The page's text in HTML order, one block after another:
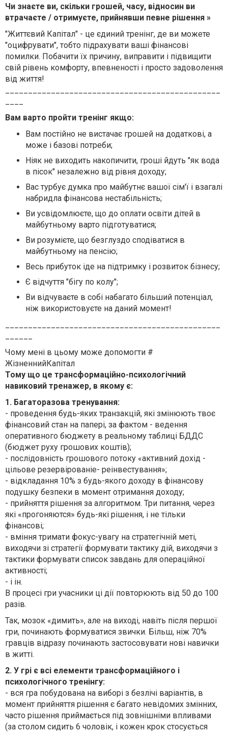
Чи знаєте ви, скільки грошей, часу, відносин ви
втрачаєте / отримуєте, прийнявши певне рішення »
"Життєвий Капітал" - це єдиний тренінг, де ви можете
"оцифрувати", тобто підрахувати ваші фінансові
помилки. Побачити їх причину, виправити і підвищити
свій рівень комфорту, впевненості і просто задоволення
від життя!
Вам варто пройти тренінг якщо:
Вам постійно не вистачає грошей на додаткові, а
може і базові потреби;
Ніяк не виходить накопичити, гроші йдуть "як вода
в пісок" незалежно від рівня доходу;
Вас турбує думка про майбутнє вашої сім'ї і взагалі
набридла фінансова нестабільність;
Ви усвідомлюєте, що до оплати освіти дітей в
майбутньому варто підготуватися;
Ви розумієте, що безглуздо сподіватися в
майбутньому на пенсію;
Весь прибуток іде на підтримку і розвиток бізнесу;
Є відчуття "бігу по колу";
Ви відчуваєте в собі набагато більший потенціал,
ніж використовуєте на даний момент!
Чому мені в цьому може допомогти #
ЖізненнийКапітал
Тому що це трансформаційно-психологічний
навиковий тренажер, в якому є:
1. Багаторазова тренування:
- проведення будь-яких транзакцій, які змінюють твоє
фінансовий стан на папері, за фактом - ведення
оперативного бюджету в реальному таблиці БДДС
(бюджет руху грошових коштів);
- послідовність грошового потоку «активний дохід -
цільове резервірованіе- реінвестування»;
- відкладання 10% з будь-якого доходу в фінансову
подушку безпеки в момент отримання доходу;
- прийняття рішення за алгоритмом. Три питання, через
які «прогоняются» будь-які рішення, і не тільки
фінансові;
- вміння тримати фокус-увагу на стратегічній меті,
виходячи зі стратегії формувати тактику дій, виходячи з
тактики формувати список завдань для операційної
активності;
- і ін.
В процесі гри учасники ці дії повторюють від 50 до 100
разів.
Так, мозок «димить», але на виході, навіть після першої
гри, починають формуватися звички. Більш, ніж 70%
гравців відразу починають застосовувати нові навички
в житті.
2. У грі є всі елементи трансформаційного і
психологічного тренінгу:
- вся гра побудована на виборі з безлічі варіантів, в
момент прийняття рішення є багато невідомих змінних,
часто рішення приймається під зовнішніми впливами
(за столом сидить 6 чоловік, і кожен крок стосується